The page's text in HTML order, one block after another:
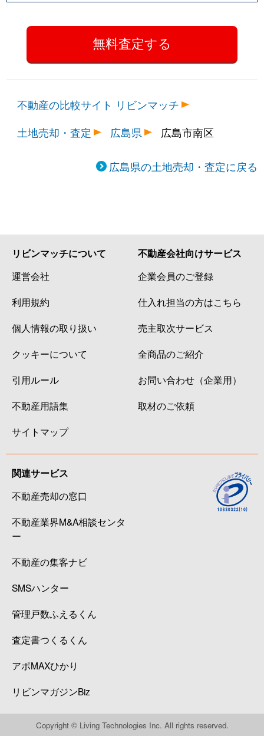
不動産の比較サイト リビンマッチ
土地売却・査定
広島県 広島市南区
広島県の土地売却・査定に戻る
リビンマッチについて
運営会社
利用規約
個人情報の取り扱い
クッキーについて
引用ルール
不動産用語集
サイトマップ
不動産会社向けサービス
企業会員のご登録
仕入れ担当の方はこちら
売主取次サービス
全商品のご紹介
お問い合わせ（企業用）
取材のご依頼
関連サービス
不動産売却の窓口
不動産業界M&A相談センタ
ー
不動産の集客ナビ
SMSハンター
管理戸数ふえるくん
査定書つくるくん
アポMAXひかり
リビンマガジンBiz
Copyright © Living Technologies Inc. All rights reserved.